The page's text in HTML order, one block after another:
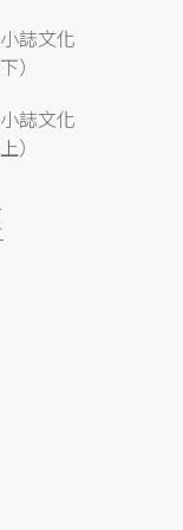
誌文化
）
誌文化
）